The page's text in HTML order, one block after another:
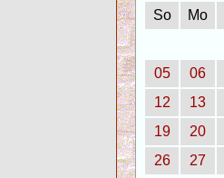
So
Mo
05
06
12
13
19
20
26
27